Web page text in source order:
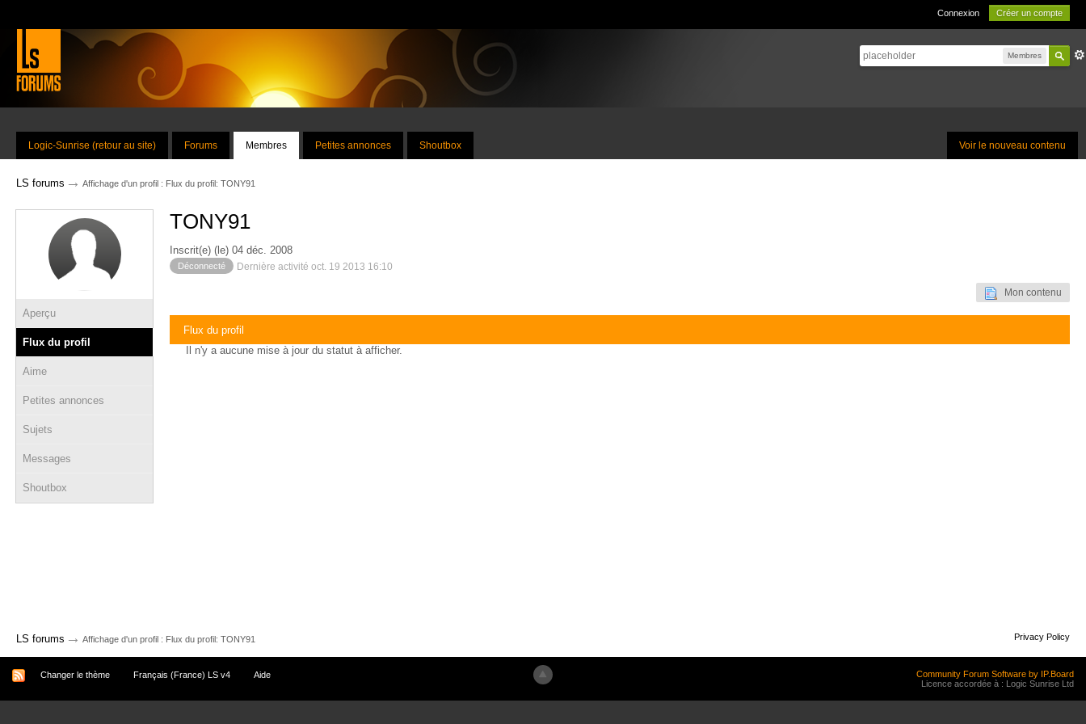
Connexion Créer un compte
Membres
Voir le nouveau contenu
Logic-Sunrise (retour au site) Forums Membres Petites annonces Shoutbox
LS forums → Affichage d'un profil : Flux du profil: TONY91
Aperçu
Flux du profil
Aime
Petites annonces
Sujets
Messages
Shoutbox
TONY91
Inscrit(e) (le) 04 déc. 2008
Déconnecté Dernière activité oct. 19 2013 16:10
Mon contenu
Flux du profil
Il n'y a aucune mise à jour du statut à afficher.
LS forums → Affichage d'un profil : Flux du profil: TONY91 Privacy Policy
Changer le thème Français (France) LS v4 Aide
Community Forum Software by IP.Board
Licence accordée à : Logic Sunrise Ltd